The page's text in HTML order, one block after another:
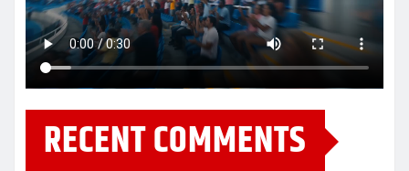
RECENT COMMENTS